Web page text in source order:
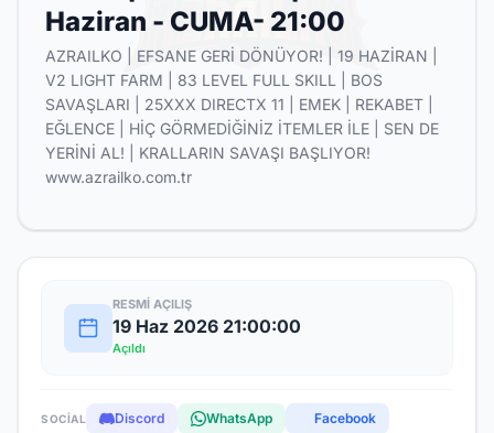
Haziran - CUMA- 21:00
AZRAILKO | EFSANE GERİ DÖNÜYOR! | 19 HAZİRAN |
V2 LIGHT FARM | 83 LEVEL FULL SKILL | BOS
SAVAŞLARI | 25XXX DIRECTX 11 | EMEK | REKABET |
EĞLENCE | HİÇ GÖRMEDİĞİNİZ İTEMLER İLE | SEN DE
YERİNİ AL! | KRALLARIN SAVAŞI BAŞLIYOR!
www.azrailko.com.tr
RESMI AÇILIŞ
19 Haz 2026 21:00:00
Açıldı
SOCIAL Discord WhatsApp
Facebook